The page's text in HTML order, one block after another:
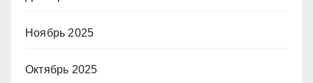
Ноябрь 2025
Октябрь 2025